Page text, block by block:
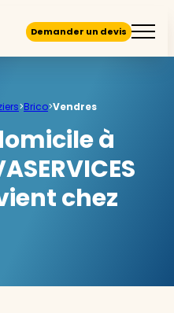
Demander un devis
>Brico>Vendres
à
chez